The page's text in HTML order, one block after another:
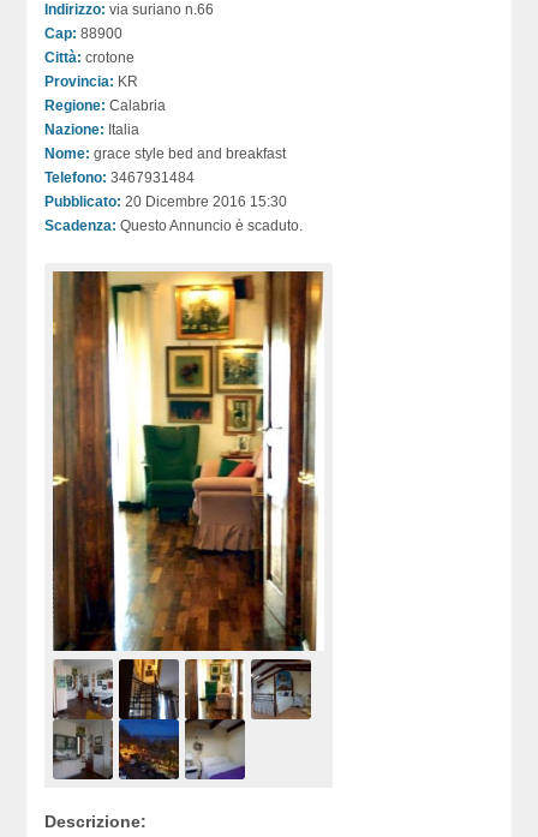
Indirizzo: via suriano n.66
Cap: 88900
Città: crotone
Provincia: KR
Regione: Calabria
Nazione: Italia
Nome: grace style bed and breakfast
Telefono: 3467931484
Pubblicato: 20 Dicembre 2016 15:30
Scadenza: Questo Annuncio è scaduto.
Descrizione: